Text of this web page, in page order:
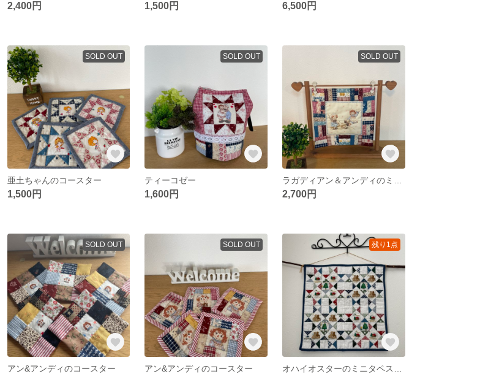
2,400円 1,500円 6,500円
SOLD OUT
亜土ちゃんのコースター
1,500円
SOLD OUT
ティーコゼー
1,600円
SOLD OUT
2,700円
SOLD OUT
アン&アンディのコースター
SOLD OUT
アン&アンディのコースター
残り1点